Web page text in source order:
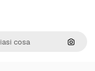
Cerca